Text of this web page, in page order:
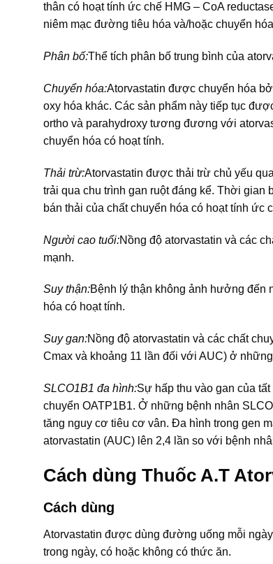
thân có hoạt tính ức chế HMG – CoA
niêm mạc đường tiêu hóa và/hoặc chuyển
Phân bố:Thể tích phân bố trung bình của
Chuyển hóa:Atorvastatin được chuyển hóa
oxy hóa khác. Các sản phẩm này tiếp tục
ortho và parahydroxy tương đương với
chuyển hóa có hoạt tính.
Thải trừ:Atorvastatin được thải trừ chủ yếu
trải qua chu trình gan ruột đáng kể. Thời
bán thải của chất chuyển hóa có hoạt tính ức
Người cao tuổi:Nồng độ atorvastatin và các
mạnh.
Suy thận:Bệnh lý thận không ảnh hưởng đến
hóa có hoạt tính.
Suy gan:Nồng độ atorvastatin và các chất
Cmax và khoảng 11 lần đối với AUC) ở
SLCO1B1 đa hình:Sự hấp thu vào gan của
chuyển OATP1B1. Ở những bệnh nhân
tăng nguy cơ tiêu cơ vân. Đa hình trong gen
atorvastatin (AUC) lên 2,4 lần so với bệnh
Cách dùng Thuốc A.T
Cách dùng
Atorvastatin được dùng đường uống mỗi
trong ngày, có hoặc không có thức ăn.